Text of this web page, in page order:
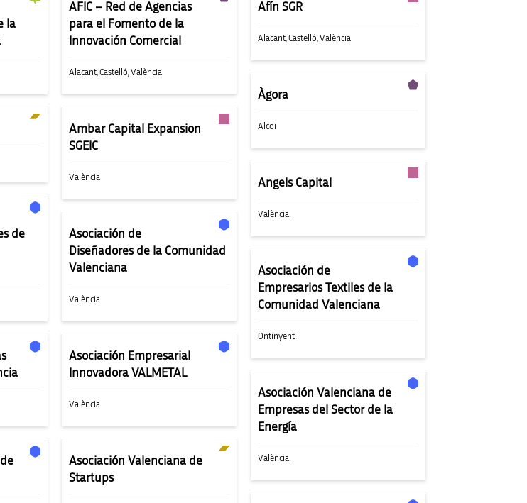
la
AFIC – Red de Agencias
para el Fomento de la
Innovación Comercial
Alacant, Castelló València
Afín SGR
Alacant, Castelló València
Àgora
Alcoi
Ambar Capital Expansion
SGEIC
València Angels Capital
València
de
Asociación de
Diseñadores de la Comunidad
Valenciana
València
Asociación de
Empresarios Textiles de la
Comunidad Valenciana
Ontinyent
Asociación Empresarial
Innovadora VALMETAL
València
Asociación Valenciana de
Empresas del Sector de la
Energía
València
Asociación Valenciana de
Startups